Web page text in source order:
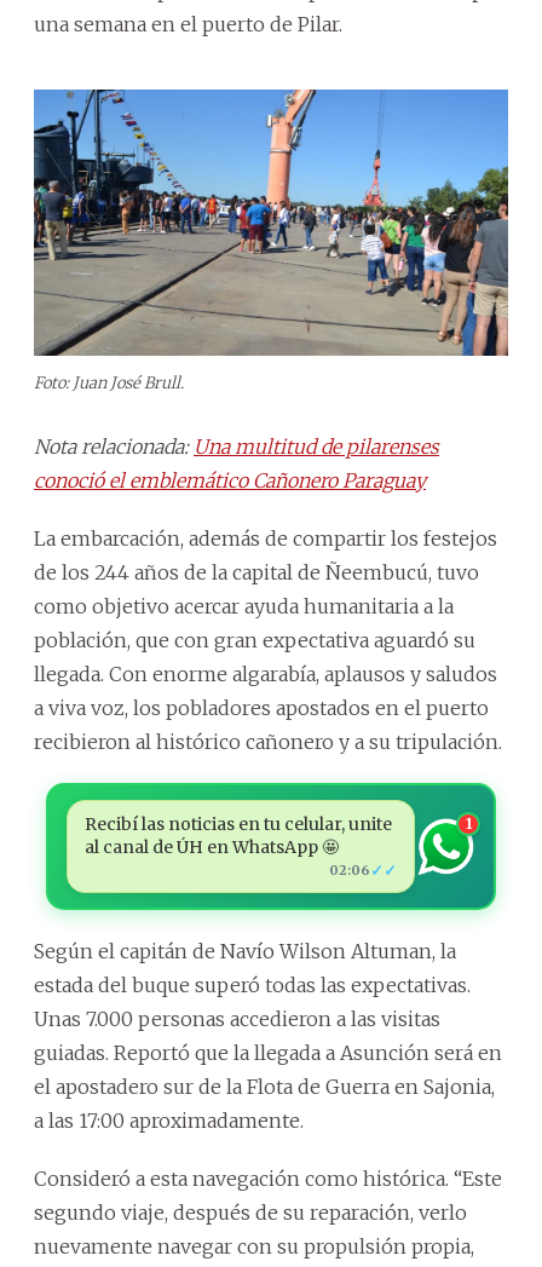
una semana en el puerto de Pilar.
Foto: Juan José Brull.
Nota relacionada: Una multitud de pilarenses
conoció el emblemático Cañonero Paraguay
La embarcación, además de compartir los festejos
de los 244 años de la capital de Ñeembucú, tuvo
como objetivo acercar ayuda humanitaria a la
población, que con gran expectativa aguardó su
llegada. Con enorme algarabía, aplausos y saludos
a viva voz, los pobladores apostados en el puerto
recibieron al histórico cañonero y a su tripulación.
Recibí las noticias en tu celular, unite
al canal de ÚH en WhatsApp 🤩
02:06 ✓✓
1
Según el capitán de Navío Wilson Altuman, la
estada del buque superó todas las expectativas.
Unas 7.000 personas accedieron a las visitas
guiadas. Reportó que la llegada a Asunción será en
el apostadero sur de la Flota de Guerra en Sajonia,
a las 17:00 aproximadamente.
Consideró a esta navegación como histórica. “Este
segundo viaje, después de su reparación, verlo
nuevamente navegar con su propulsión propia,